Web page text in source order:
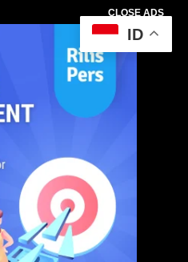
CLOSE ADS
ID